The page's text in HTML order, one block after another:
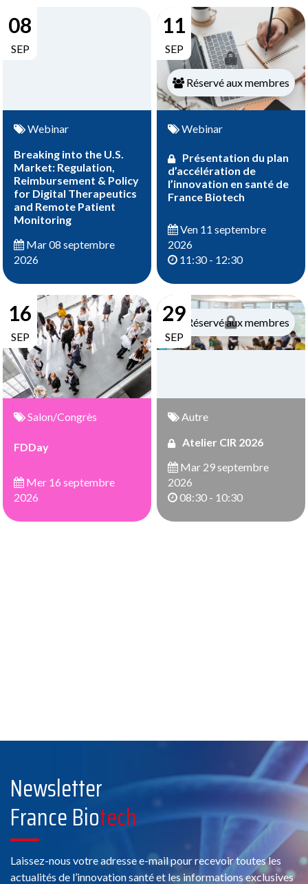
08
SEP
Webinar
Breaking into the U.S.
Market: Regulation,
Reimbursement & Policy
for Digital Therapeutics
and Remote Patient
Monitoring
Mar 08 septembre
2026
11
SEP
Réservé aux membres
Webinar
Présentation du plan
d’accélération de
l’innovation en santé de
France Biotech
Ven 11 septembre
2026
11:30 - 12:30
16
SEP
Salon/Congrès
FDDay
Mer 16 septembre
2026
29
SEP
Réservé aux membres
Autre
Atelier CIR 2026
Mar 29 septembre
2026
08:30 - 10:30
Newsletter
France Biotech
Laissez-nous votre adresse e-mail pour recevoir toutes les
actualités de l’innovation santé et les informations exclusives